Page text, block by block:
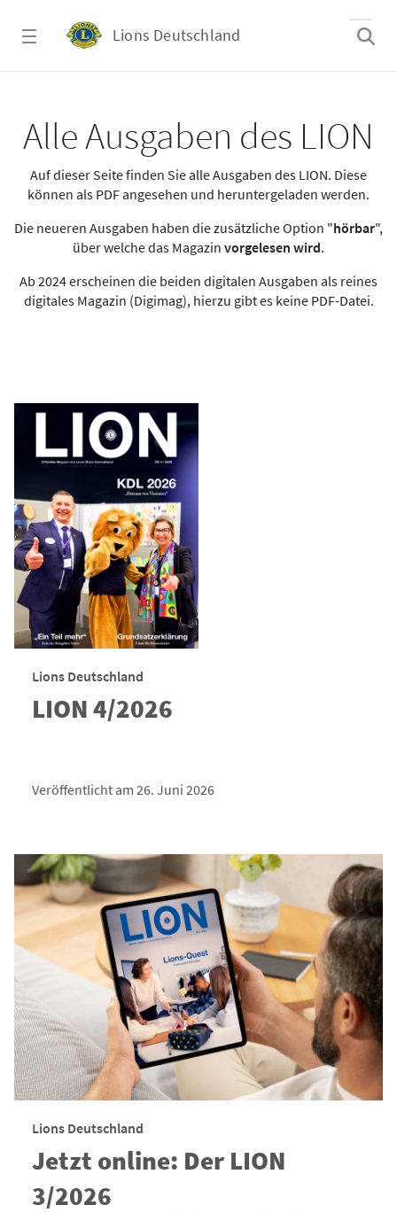
Lions Deutschland
Alle Ausgaben des LION
Auf dieser Seite finden Sie alle Ausgaben des LION. Diese
können als PDF angesehen und heruntergeladen werden.
Die neueren Ausgaben haben die zusätzliche Option "hörbar",
über welche das Magazin vorgelesen wird.
Ab 2024 erscheinen die beiden digitalen Ausgaben als reines
digitales Magazin (Digimag), hierzu gibt es keine PDF-Datei.
Lions Deutschland
LION 4/2026
Veröffentlicht am 26. Juni 2026
Lions Deutschland
Jetzt online: Der LION
3/2026